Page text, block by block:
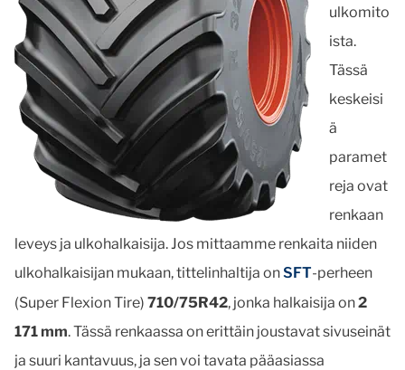
ulkomito
ista.
Tässä
keskeisi
ä
paramet
reja ovat
renkaan
leveys ja ulkohalkaisija. Jos mittaamme renkaita niiden
ulkohalkaisijan mukaan, tittelinhaltija onSFT-perheen
(Super Flexion Tire) 710/75R42, jonka halkaisija on2
171 mm. Tässä renkaassa on erittäin joustavat sivuseinät
ja suuri kantavuus, ja sen voi tavata pääasiassa